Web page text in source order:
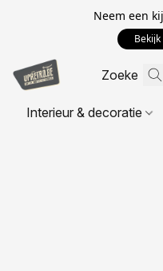
Neem een
Interieur & decoratie